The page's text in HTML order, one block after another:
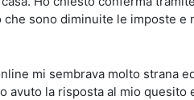
sono diminuite le imposte e
mi sembrava molto strana
avuto la risposta al mio quesito